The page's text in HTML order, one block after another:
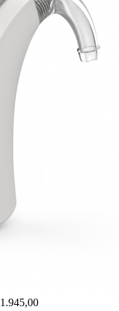
1.945,00